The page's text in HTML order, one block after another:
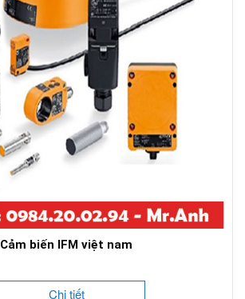
Cảm biến IFM việt nam
Chi tiết